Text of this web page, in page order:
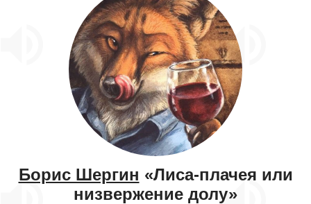
Борис Шергин «Лиса-плачея или
низвержение долу»